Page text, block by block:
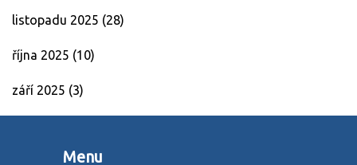
listopadu 2025 (28)
října 2025 (10)
září 2025 (3)
Menu